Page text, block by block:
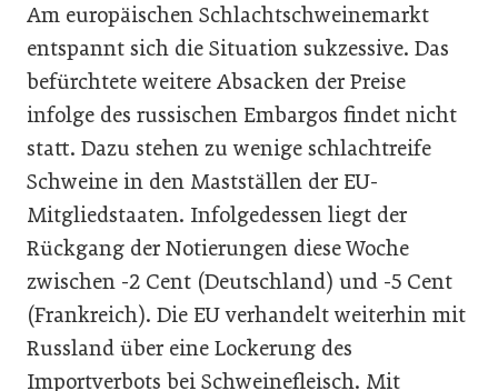
Am europäischen Schlachtschweinemarkt
entspannt sich die Situation sukzessive. Das
befürchtete weitere Absacken der Preise
infolge des russischen Embargos findet nicht
statt. Dazu stehen zu wenige schlachtreife
Schweine in den Mastställen der EU-
Mitgliedstaaten. Infolgedessen liegt der
Rückgang der Notierungen diese Woche
zwischen -2 Cent (Deutschland) und -5 Cent
(Frankreich). Die EU verhandelt weiterhin mit
Russland über eine Lockerung des
Importverbots bei Schweinefleisch. Mit